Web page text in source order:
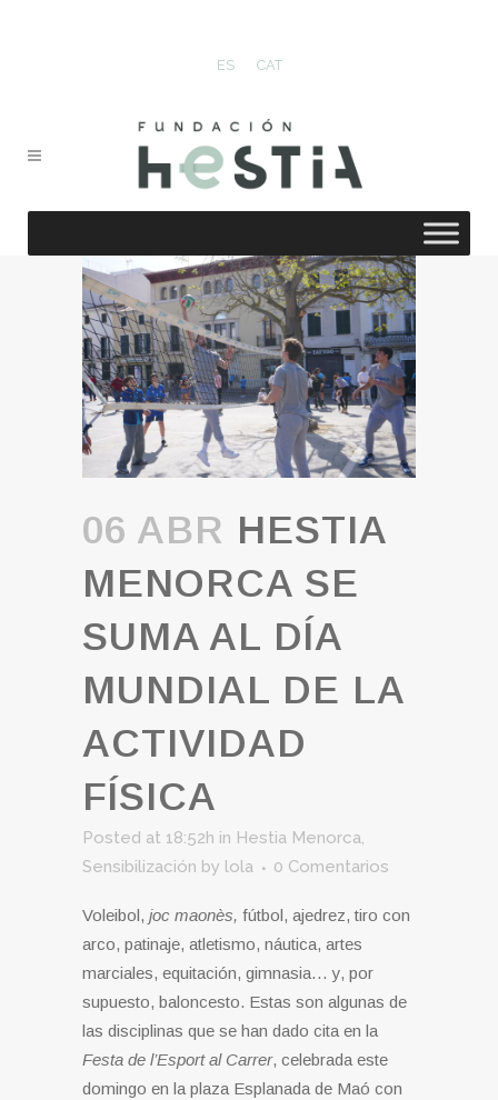
ES CAT
06 ABR HESTIA
MENORCA SE
SUMA AL DÍA
MUNDIAL DE LA
ACTIVIDAD
FÍSICA
Posted at 18:52h in Hestia Menorca,
Sensibilización by lola 0 Comentarios
Voleibol, joc maonès, fútbol, ajedrez, tiro con
arco, patinaje, atletismo, náutica, artes
marciales, equitación, gimnasia… y, por
supuesto, baloncesto. Estas son algunas de
las disciplinas que se han dado cita en la
Festa de l’Esport al Carrer, celebrada este
domingo en la plaza Esplanada de Maó con